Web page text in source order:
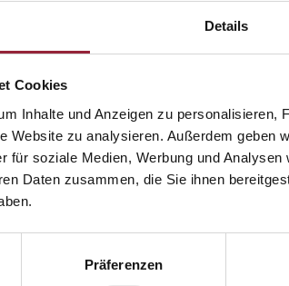
Details
Cookies
Inhalte und Anzeigen zu personalisieren,
Website zu analysieren. Außerdem geben
für soziale Medien, Werbung und
Daten zusammen, die Sie ihnen
Präferenzen
Freund*innen kennengelernt.
– Clara